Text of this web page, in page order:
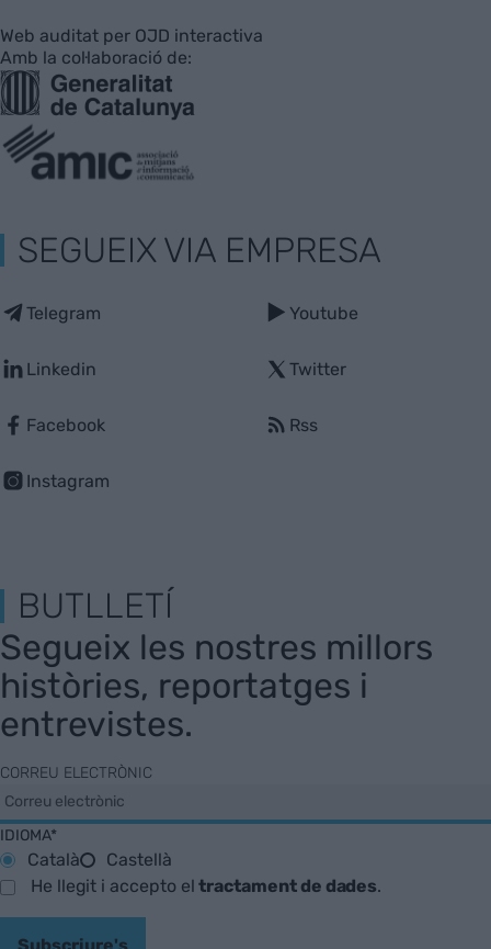
Web auditat per OJD interactiva
Amb la col·laboració de:
SEGUEIX VIA EMPRESA
Telegram
Linkedin
Facebook
Instagram
Youtube
Twitter
Rss
BUTLLETÍ
Segueix les nostres millors
històries, reportatges i
entrevistes.
CORREU ELECTRÒNIC
IDIOMA*
Català
Castellà
He llegit i accepto eltractament de dades.